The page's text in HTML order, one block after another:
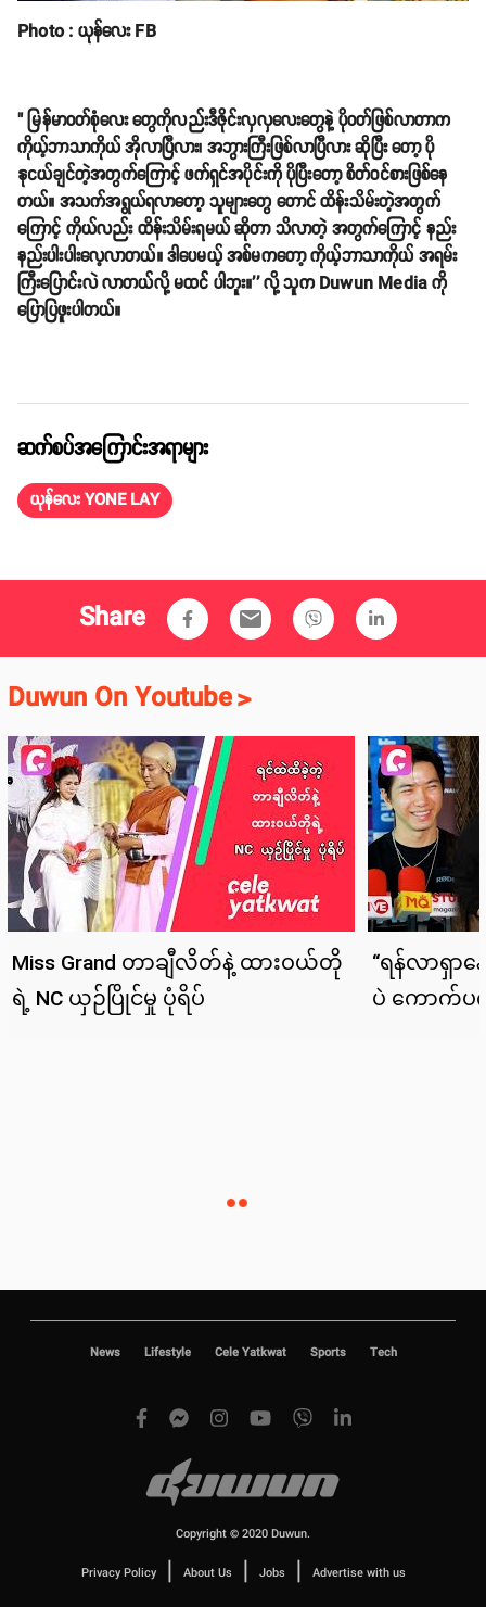
Photo : ယုန်လေး FB
" မြန်မာဝတ်စုံလေး တွေကိုလည်းဒီဇိုင်းလှလှလေးတွေနဲ့ ပိုဝတ်ဖြစ်လာတာက
ကိုယ့်ဘာသာကိုယ် အိုလာပြီလား၊ အဘွားကြီးဖြစ်လာပြီလား ဆိုပြီး တော့ ပို
နုငယ်ချင်တဲ့အတွက်ကြောင့် ဖက်ရှင်အပိုင်းကို ပိုပြီးတော့ စိတ်ဝင်စားဖြစ်နေ
တယ်။ အသက်အရွယ်ရလာတော့ သူများတွေ တောင် ထိန်းသိမ်းတဲ့အတွက်
ကြောင့် ကိုယ်လည်း ထိန်းသိမ်းရမယ် ဆိုတာ သိလာတဲ့ အတွက်ကြောင့် နည်း
နည်းပါးပါးလေ့လာတယ်။ ဒါပေမယ့် အစ်မကတော့ ကိုယ့်ဘာသာကိုယ် အရမ်း
ကြီးပြောင်းလဲ လာတယ်လို့ မထင် ပါဘူး။'' လို့ သူက Duwun Media ကို
ပြောပြဖူးပါတယ်။
ဆက်စပ်အကြောင်းအရာများ
ယုန်လေး YONE LAY
Share email
Duwun On Youtube>
News Lifestyle Cele Yatkwat Sports Tech
Copyright © 2020 Duwun.
Privacy Policy | About Us | Jobs | Advertise with us